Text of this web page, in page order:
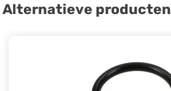
Alternatieve producten